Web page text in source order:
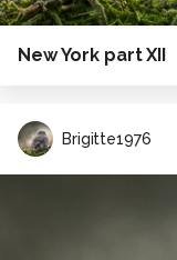
New York part XII
Brigitte1976